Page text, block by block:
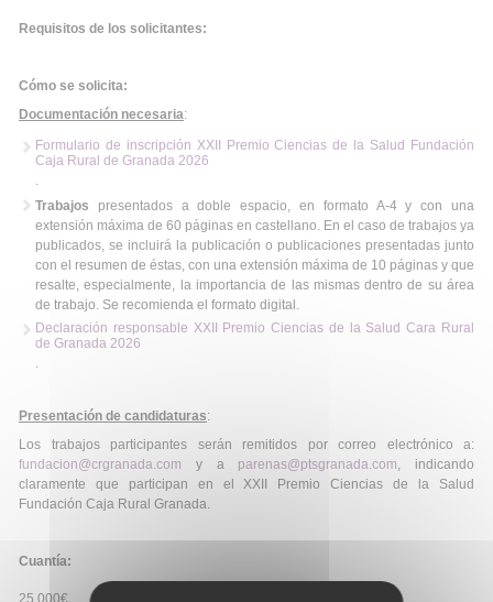
Requisitos de los solicitantes:
Cómo se solicita:
Documentación necesaria:
Formulario de inscripción XXII Premio Ciencias de la Salud Fundación
Caja Rural de Granada 2026
.
Trabajos presentados a doble espacio, en formato A-4 y con una
extensión máxima de 60 páginas en castellano. En el caso de trabajos ya
publicados, se incluirá la publicación o publicaciones presentadas junto
con el resumen de éstas, con una extensión máxima de 10 páginas y que
resalte, especialmente, la importancia de las mismas dentro de su área
de trabajo. Se recomienda el formato digital.
Declaración responsable XXII Premio Ciencias de la Salud Cara Rural
de Granada 2026
.
Presentación de candidaturas:
Los trabajos participantes serán remitidos por correo electrónico a:
fundacion@crgranada.com y a parenas@ptsgranada.com, indicando
claramente que participan en el XXII Premio Ciencias de la Salud
Fundación Caja Rural Granada.
Cuantía:
25.000€.